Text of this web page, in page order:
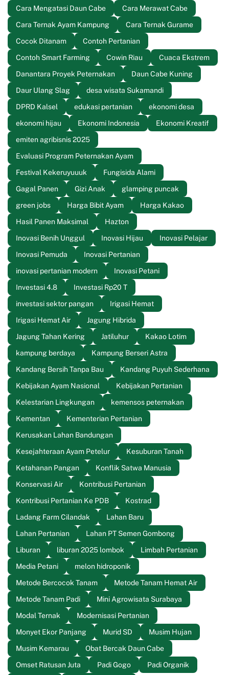
Cara Mengatasi Daun Cabe
Cara Merawat Cabe
Cara Ternak Ayam Kampung
Cara Ternak Gurame
Cocok Ditanam
Contoh Pertanian
Contoh Smart Farming
Cowin Riau
Cuaca Ekstrem
Danantara Proyek Peternakan
Daun Cabe Kuning
Daur Ulang Slag
desa wisata Sukamandi
DPRD Kalsel
edukasi pertanian
ekonomi desa
ekonomi hijau
Ekonomi Indonesia
Ekonomi Kreatif
emiten agribisnis 2025
Evaluasi Program Peternakan Ayam
Festival Kekeruyuuuk
Fungisida Alami
Gagal Panen
Gizi Anak
glamping puncak
green jobs
Harga Bibit Ayam
Harga Kakao
Hasil Panen Maksimal
Hazton
Inovasi Benih Unggul
Inovasi Hijau
Inovasi Pelajar
Inovasi Pemuda
Inovasi Pertanian
inovasi pertanian modern
Inovasi Petani
Investasi 4.8
Investasi Rp20 T
investasi sektor pangan
Irigasi Hemat
Irigasi Hemat Air
Jagung Hibrida
Jagung Tahan Kering
Jatiluhur
Kakao Lotim
kampung berdaya
Kampung Berseri Astra
Kandang Bersih Tanpa Bau
Kandang Puyuh Sederhana
Kebijakan Ayam Nasional
Kebijakan Pertanian
Kelestarian Lingkungan
kemensos peternakan
Kementan
Kementerian Pertanian
Kerusakan Lahan Bandungan
Kesejahteraan Ayam Petelur
Kesuburan Tanah
Ketahanan Pangan
Konflik Satwa Manusia
Konservasi Air
Kontribusi Pertanian
Kontribusi Pertanian Ke PDB
Kostrad
Ladang Farm Cilandak
Lahan Baru
Lahan Pertanian
Lahan PT Semen Gombong
Liburan
liburan 2025 lombok
Limbah Pertanian
Media Petani
melon hidroponik
Metode Bercocok Tanam
Metode Tanam Hemat Air
Metode Tanam Padi
Mini Agrowisata Surabaya
Modal Ternak
Modernisasi Pertanian
Monyet Ekor Panjang
Murid SD
Musim Hujan
Musim Kemarau
Obat Bercak Daun Cabe
Omset Ratusan Juta
Padi Gogo
Padi Organik